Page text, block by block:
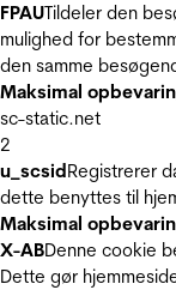
FPAUTildeler den
mulighed for
den samme
Maksimal
sc-static.net
2
u_scsidRegistrerer
dette benyttes til
Maksimal
X-ABDenne cookie
Dette gør